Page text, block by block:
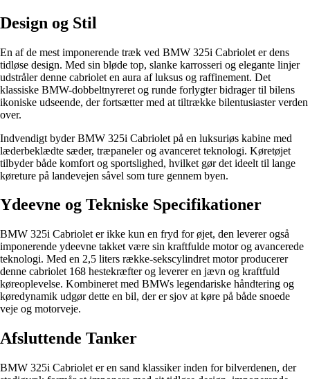
Design og Stil
En af de mest imponerende træk ved BMW 325i Cabriolet er dens
tidløse design. Med sin bløde top, slanke karrosseri og elegante linjer
udstråler denne cabriolet en aura af luksus og raffinement. Det
klassiske BMW-dobbeltnyreret og runde forlygter bidrager til bilens
ikoniske udseende, der fortsætter med at tiltrække bilentusiaster verden
over.
Indvendigt byder BMW 325i Cabriolet på en luksuriøs kabine med
læderbeklædte sæder, træpaneler og avanceret teknologi. Køretøjet
tilbyder både komfort og sportslighed, hvilket gør det ideelt til lange
køreture på landevejen såvel som ture gennem byen.
Ydeevne og Tekniske Specifikationer
BMW 325i Cabriolet er ikke kun en fryd for øjet, den leverer også
imponerende ydeevne takket være sin kraftfulde motor og avancerede
teknologi. Med en 2,5 liters række-sekscylindret motor producerer
denne cabriolet 168 hestekræfter og leverer en jævn og kraftfuld
køreoplevelse. Kombineret med BMWs legendariske håndtering og
køredynamik udgør dette en bil, der er sjov at køre på både snoede
veje og motorveje.
Afsluttende Tanker
BMW 325i Cabriolet er en sand klassiker inden for bilverdenen, der